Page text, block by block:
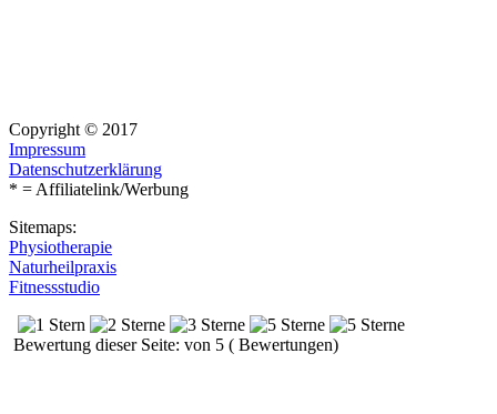
Copyright © 2017
Impressum
Datenschutzerklärung
* = Affiliatelink/Werbung
Sitemaps:
Physiotherapie
Naturheilpraxis
Fitnessstudio
Bewertung dieser Seite: von 5 ( Bewertungen)